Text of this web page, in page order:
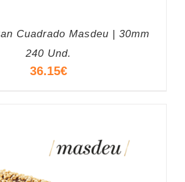
Cuadrado Masdeu | 30mm
240 Und.
36.15€